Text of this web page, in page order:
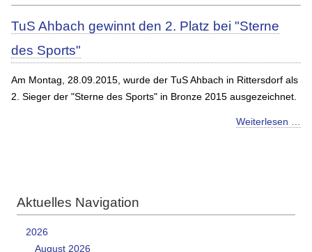
TuS Ahbach gewinnt den 2. Platz bei "Sterne
des Sports"
Am Montag, 28.09.2015, wurde der TuS Ahbach in Rittersdorf als
2. Sieger der "Sterne des Sports" in Bronze 2015 ausgezeichnet.
Weiterlesen …
Aktuelles Navigation
2026
August 2026